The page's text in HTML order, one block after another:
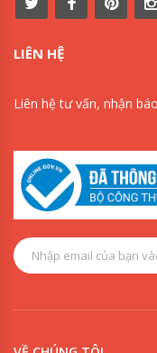
LIÊN HỆ
Liên hệ tư vấn, nhận